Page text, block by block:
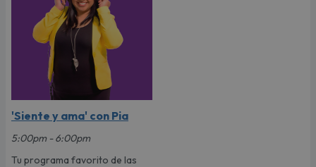
'Siente y ama' con Pia
5:00pm - 6:00pm
Tu programa favorito de las